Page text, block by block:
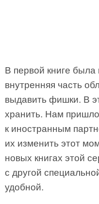
В первой книге была
внутренняя часть
выдавить фишки. В
хранить. Нам
к иностранным
их изменить этот
новых книгах этой
с другой
удобной.